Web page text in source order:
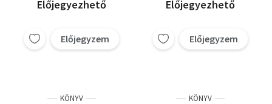
Előjegyezhető
Előjegyzem
Előjegyezhető
Előjegyzem
KÖNYV KÖNYV